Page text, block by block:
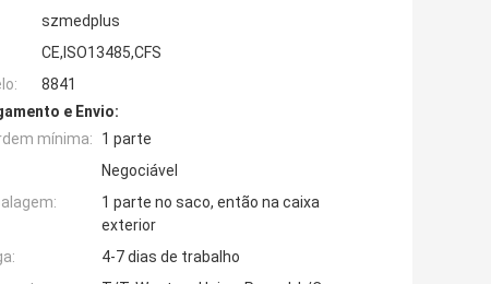
szmedplus
CE,ISO13485,CFS
8841
e Envio:
mínima:
1 parte
Negociável
1 parte no saco, então na caixa
exterior
4-7 dias de trabalho